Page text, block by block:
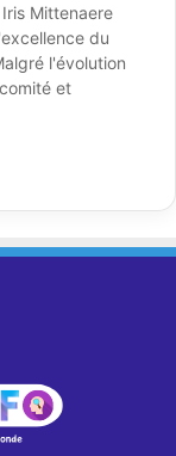
Mittenaere
du
l'évolution
et